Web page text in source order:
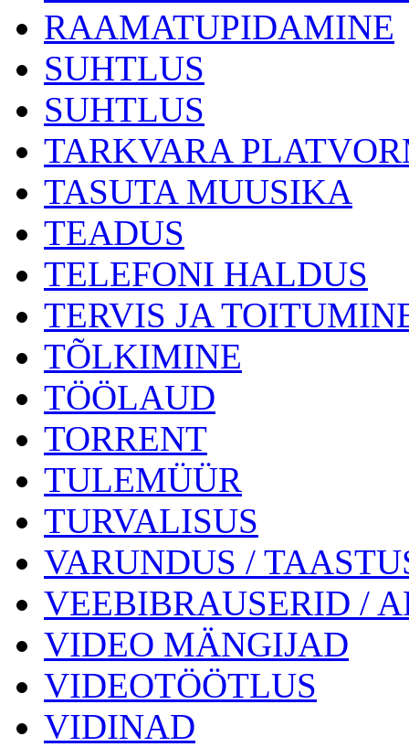
RAAMATUPIDAMINE
SUHTLUS
SUHTLUS
TARKVARA
TASUTA MUUSIKA
TEADUS
TELEFONI HALDUS
TERVIS JA
TÕLKIMINE
TÖÖLAUD
TORRENT
TULEMÜÜR
TURVALISUS
VARUNDUS /
VEEBIBRAUSERID /
VIDEO MÄNGIJAD
VIDEOTÖÖTLUS
VIDINAD